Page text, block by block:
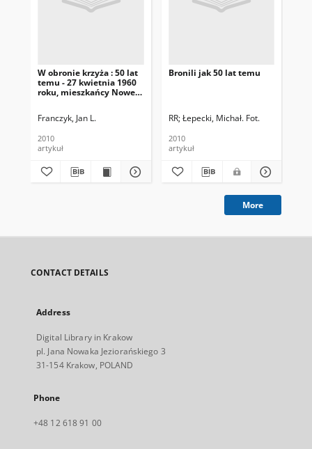
W obronie krzyża : 50 lat
temu - 27 kwietnia 1960
roku, mieszkańcy Nowej
Franczyk, Jan L.
2010
artykuł
Bronili jak 50 lat temu
RR Łepecki, Michał. Fot.
2010
artykuł
More
CONTACT DETAILS
Address
Digital Library in Krakow
pl. Jana Nowaka Jeziorańskiego 3
31-154 Krakow, POLAND
Phone
+48 12 618 91 00